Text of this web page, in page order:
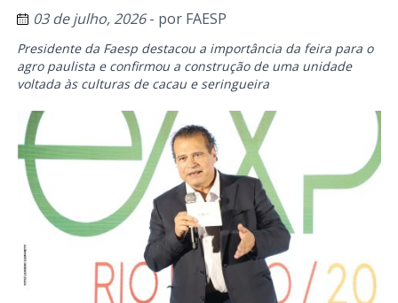
03 de julho, 2026- por FAESP
Presidente da Faesp destacou a importância da feira para o
agro paulista e confirmou a construção de uma unidade
voltada às culturas de cacau e seringueira